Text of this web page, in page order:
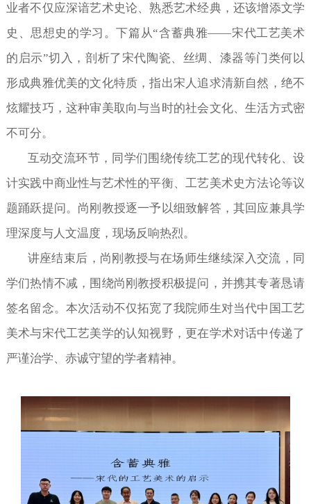
业者不仅应深谙艺术史论、熟悉艺术经典，还该增添文学
史、思想史的学习。下篇从“含蓄典雅——宋代工艺美术
的启示”切入，剖析了宋代陶瓷、丝绸、漆器等门类何以
形成典雅优美的文化特质，指出宋人追求清新自然，绝不
炫耀技巧，这种审美取向与当时的社会文化、生活方式密
不可分。
互动交流环节，同学们围绕传统工艺的现代转化、设
计实践中商业性与艺术性的平衡、工艺美术史方法论等议
题踊跃提问。尚刚教授逐一予以细致解答，其回应兼具学
理深度与人文温度，现场反响热烈。
讲座结束后，尚刚教授与在场师生继续深入交流，同
学们热情不减，围绕尚刚教授积极提问，并携其专著恳请
签名留念。本次活动不仅拓宽了我院师生对当代中国工艺
美术与宋代工艺美学的认知视野，更在学术对话中传递了
严谨治学、赤诚守望的学者精神。